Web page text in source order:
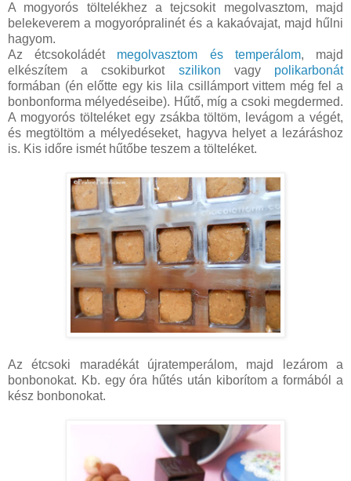
A mogyorós töltelékhez a tejcsokit megolvasztom, majd
belekeverem a mogyorópralinét és a kakaóvajat, majd hűlni
hagyom.
Az étcsokoládét megolvasztom és temperálom, majd
elkészítem a csokiburkot szilikon vagy polikarbonát
formában (én előtte egy kis lila csillámport vittem még fel a
bonbonforma mélyedéseibe). Hűtő, míg a csoki megdermed.
A mogyorós tölteléket egy zsákba töltöm, levágom a végét,
és megtöltöm a mélyedéseket, hagyva helyet a lezáráshoz
is. Kis időre ismét hűtőbe teszem a tölteléket.
Az étcsoki maradékát újratemperálom, majd lezárom a
bonbonokat. Kb. egy óra hűtés után kiborítom a formából a
kész bonbonokat.